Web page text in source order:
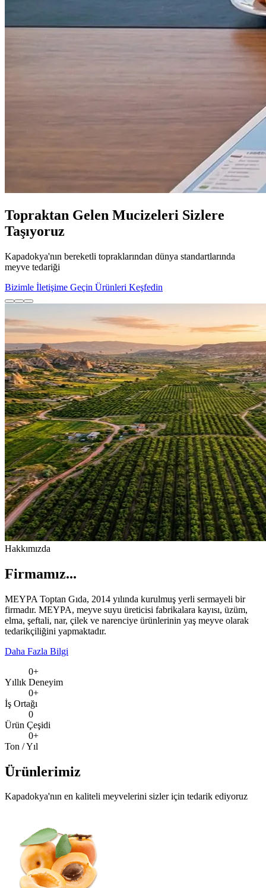
Topraktan Gelen Mucizeleri Sizlere
Taşıyoruz
Kapadokya'nın bereketli topraklarından dünya standartlarında
meyve tedariği
Bizimle İletişime Geçin Ürünleri Keşfedin
Hakkımızda
Firmamız...
MEYPA Toptan Gıda, 2014 yılında kurulmuş yerli sermayeli bir
firmadır. MEYPA, meyve suyu üreticisi fabrikalara kayısı, üzüm,
elma, şeftali, nar, çilek ve narenciye ürünlerinin yaş meyve olarak
tedarikçiliğini yapmaktadır.
Daha Fazla Bilgi
0+
Yıllık Deneyim
0+
İş Ortağı
0
Ürün Çeşidi
0+
Ton / Yıl
Ürünlerimiz
Kapadokya'nın en kaliteli meyvelerini sizler için tedarik ediyoruz